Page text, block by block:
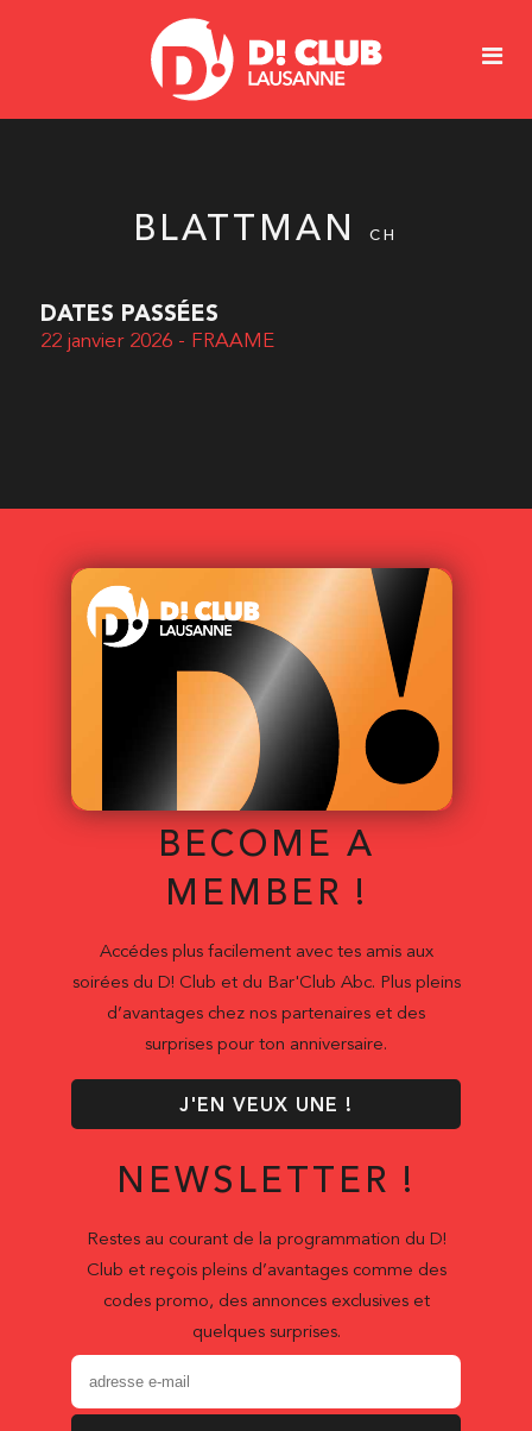
BLATTMAN CH
DATES PASSÉES
22 janvier 2026 - FRAAME
BECOME A
MEMBER !
Accédes plus facilement avec tes amis aux
soirées du D! Club et du Bar'Club Abc. Plus pleins
d’avantages chez nos partenaires et des
surprises pour ton anniversaire.
J'EN VEUX UNE !
NEWSLETTER !
Restes au courant de la programmation du D!
Club et reçois pleins d’avantages comme des
codes promo, des annonces exclusives et
quelques surprises.